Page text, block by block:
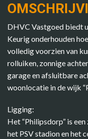
DHVC Vastgoed biedt
Keurig onderhouden
volledig voorzien van
rolluiken, zonnige
garage en afsluitbare
woonlocatie in de wijk
Ligging:
Het “Philipsdorp” is
het PSV stadion en het